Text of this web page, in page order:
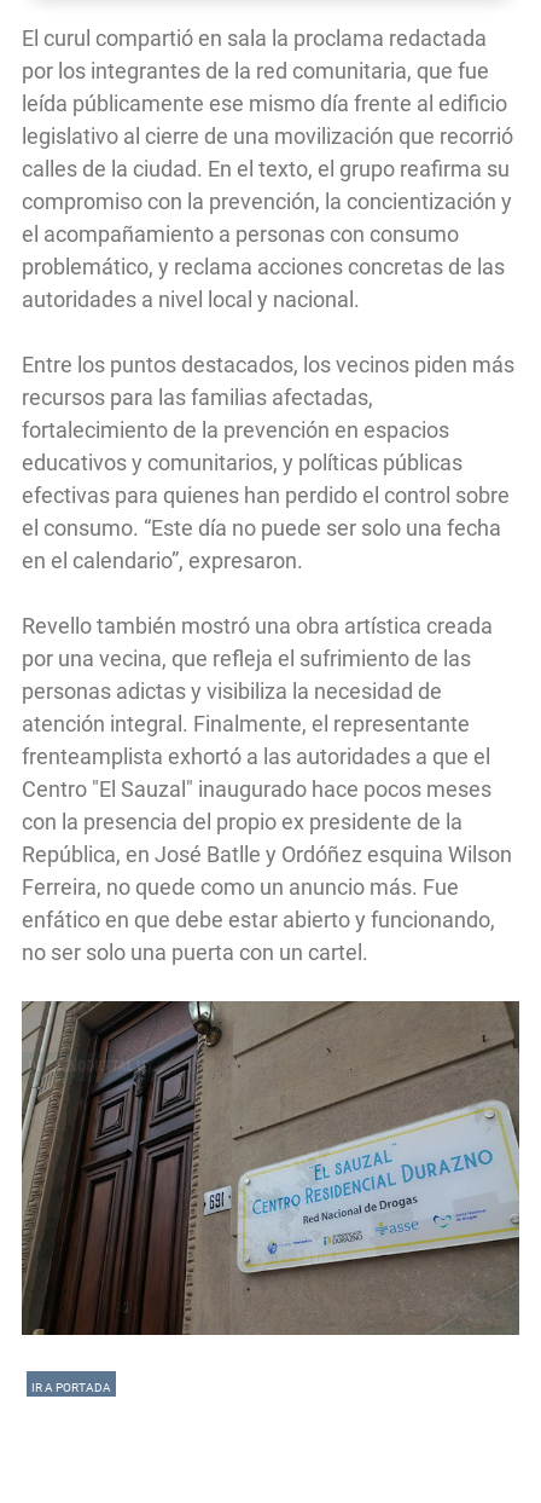
El curul compartió en sala la proclama redactada
por los integrantes de la red comunitaria, que fue
leída públicamente ese mismo día frente al edificio
legislativo al cierre de una movilización que recorrió
calles de la ciudad. En el texto, el grupo reafirma su
compromiso con la prevención, la concientización y
el acompañamiento a personas con consumo
problemático, y reclama acciones concretas de las
autoridades a nivel local y nacional.
Entre los puntos destacados, los vecinos piden más
recursos para las familias afectadas,
fortalecimiento de la prevención en espacios
educativos y comunitarios, y políticas públicas
efectivas para quienes han perdido el control sobre
el consumo. “Este día no puede ser solo una fecha
en el calendario”, expresaron.
Revello también mostró una obra artística creada
por una vecina, que refleja el sufrimiento de las
personas adictas y visibiliza la necesidad de
atención integral. Finalmente, el representante
frenteamplista exhortó a las autoridades a que el
Centro "El Sauzal" inaugurado hace pocos meses
con la presencia del propio ex presidente de la
República, en José Batlle y Ordóñez esquina Wilson
Ferreira, no quede como un anuncio más. Fue
enfático en que debe estar abierto y funcionando,
no ser solo una puerta con un cartel.
IR A PORTADA